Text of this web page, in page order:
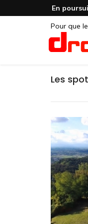
En
Pour que
Les